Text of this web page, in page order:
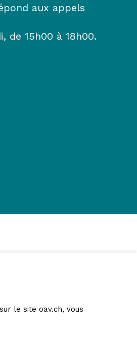
aux appels
de 15h00 à 18h00.
le site oav.ch, vous